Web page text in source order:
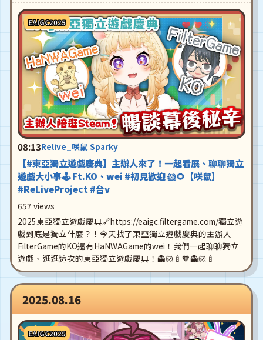
EAIGC2025
08:13Relive_咲鼠 Sparky
【#東亞獨立遊戲慶典】主辦人來了！一起看展、聊聊獨立
遊戲大小事🕹️ Ft.KO、wei #初見歡迎 🐹🌻【咲鼠】
#ReLiveProject #台v
657 views
2025東亞獨立遊戲慶典🔗https://eaigc.filtergame.com/獨立遊
戲到底是獨立什麼？！今天找了東亞獨立遊戲慶典的主辦人
FilterGame的KO還有HaNWAGame的wei！我們一起聊聊獨立
遊戲、逛逛這次的東亞獨立遊戲慶典！👻🐹🍼🧡👻🐹🍼
2025.08.16
EAIGC2025